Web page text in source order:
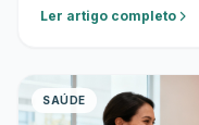
Ler artigo completo
SAÚDE